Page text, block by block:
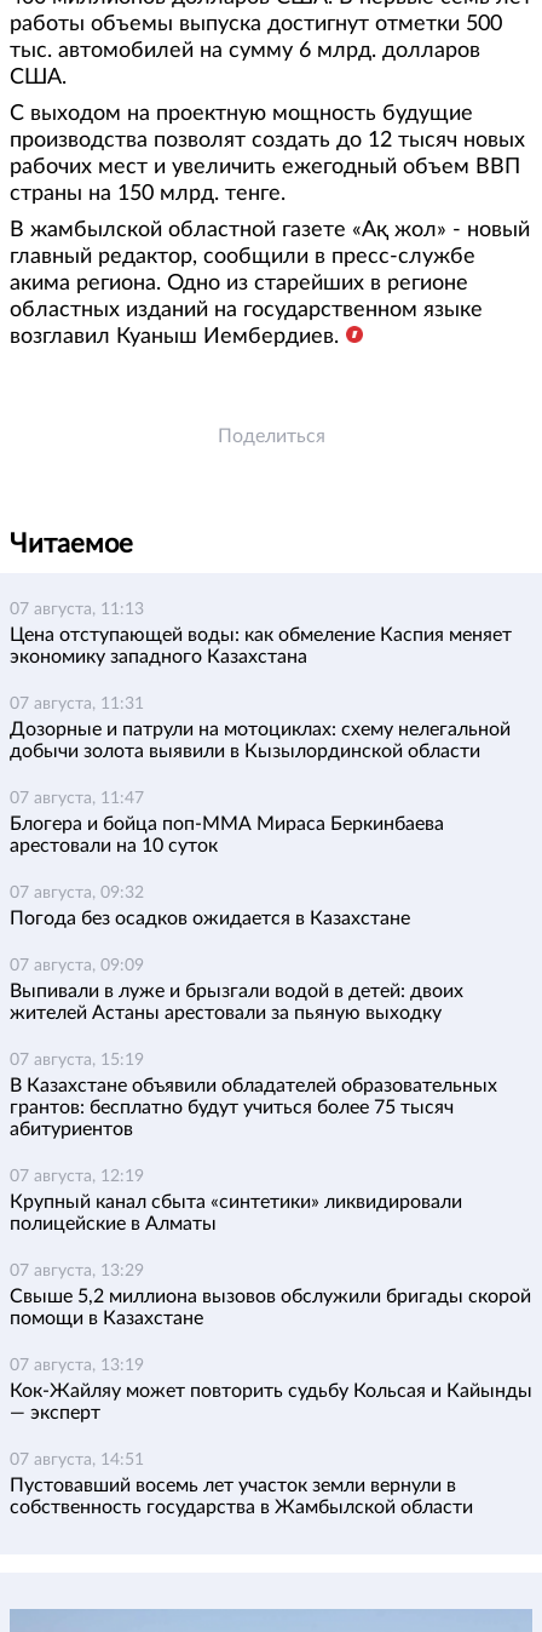
работы объемы выпуска достигнут отметки 500
тыс. автомобилей на сумму 6 млрд. долларов
США.
С выходом на проектную мощность будущие
производства позволят создать до 12 тысяч новых
рабочих мест и увеличить ежегодный объем ВВП
страны на 150 млрд. тенге.
В жамбылской областной газете «Ақ жол» - новый
главный редактор, сообщили в пресс-службе
акима региона. Одно из старейших в регионе
областных изданий на государственном языке
возглавил Куаныш Иембердиев.
Поделиться
Читаемое
07 августа, 11:13
Цена отступающей воды: как обмеление Каспия меняет
экономику западного Казахстана
07 августа, 11:31
Дозорные и патрули на мотоциклах: схему нелегальной
добычи золота выявили в Кызылординской области
07 августа, 11:47
Блогера и бойца поп-ММА Мираса Беркинбаева
арестовали на 10 суток
07 августа, 09:32
Погода без осадков ожидается в Казахстане
07 августа, 09:09
Выпивали в луже и брызгали водой в детей: двоих
жителей Астаны арестовали за пьяную выходку
07 августа, 15:19
В Казахстане объявили обладателей образовательных
грантов: бесплатно будут учиться более 75 тысяч
абитуриентов
07 августа, 12:19
Крупный канал сбыта «синтетики» ликвидировали
полицейские в Алматы
07 августа, 13:29
Свыше 5,2 миллиона вызовов обслужили бригады скорой
помощи в Казахстане
07 августа, 13:19
Кок-Жайляу может повторить судьбу Кольсая и Кайынды
— эксперт
07 августа, 14:51
Пустовавший восемь лет участок земли вернули в
собственность государства в Жамбылской области